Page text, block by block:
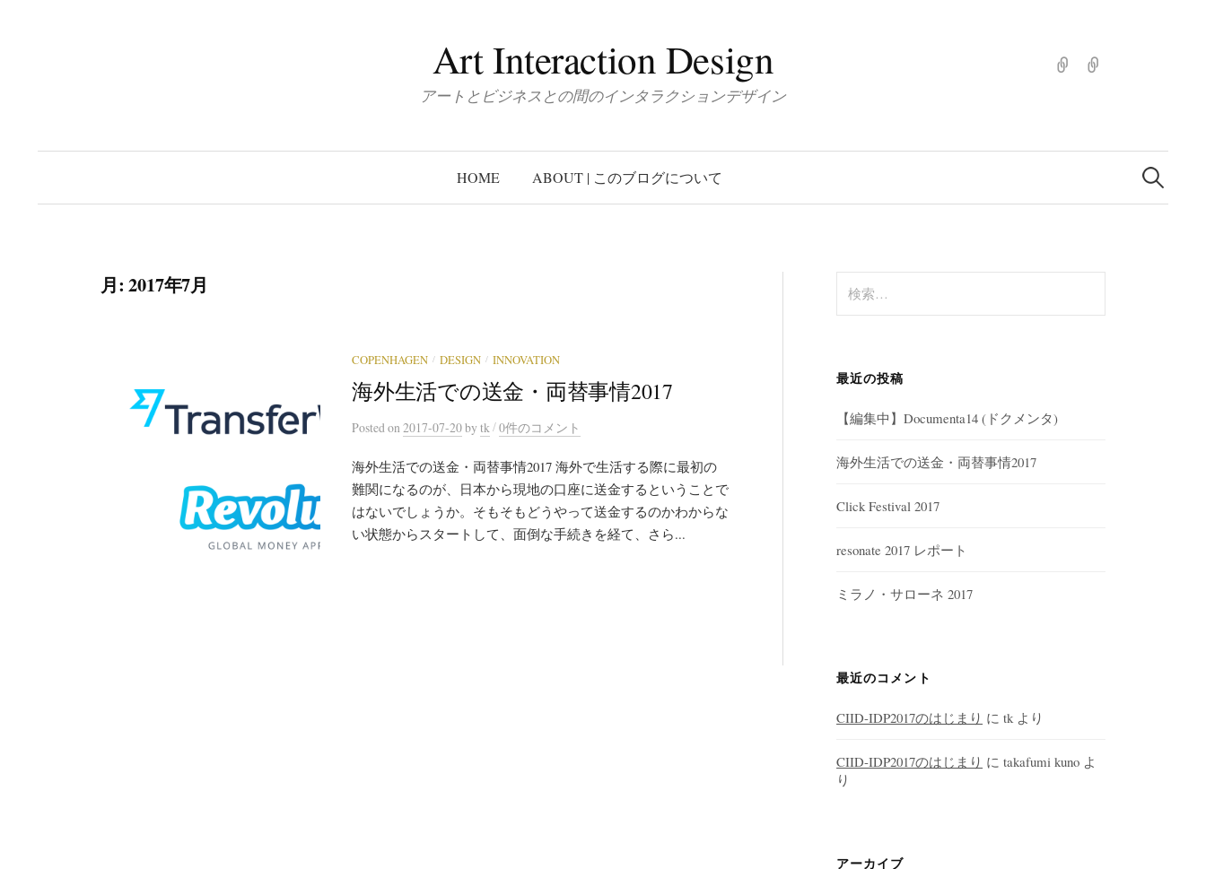
Art Interaction Design
アートとビジネスとの間のインタラクションデザイン
Home
ブ
HOME ABOUT | このブログについて
検
索:
月:2017年7月
COPENHAGEN / DESIGN / INNOVATION
海外生活での送金・両替事情2017
Postedon 2017-07-20by tk/0件のコメント
海外生活での送金・両替事情2017 海外で生活する際に最初の
難関になるのが、日本から現地の口座に送金するということで
はないでしょうか。そもそもどうやって送金するのかわからな
い状態からスタートして、面倒な手続きを経て、さら...
索:
最近の投稿
【編集中】Documenta14 (ドクメンタ)
海外生活での送金・両替事情2017
Click Festival 2017
resonate 2017 レポート
ミラノ・サローネ 2017
最近のコメント
CIID-IDP2017のはじまり にtk より
CIID-IDP2017のはじまり にtakafumi kuno よ
り
アーカイブ